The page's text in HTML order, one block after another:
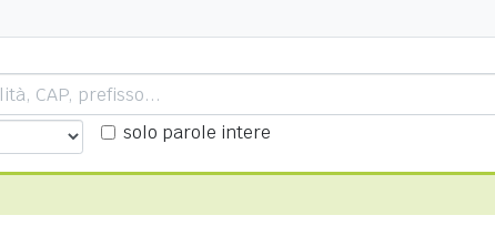
solo parole intere